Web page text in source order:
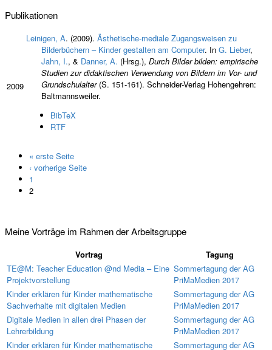
Publikationen
2009
Leinigen, A. (2009). Ästhetische-mediale Zugangsweisen zu
Bilderbüchern – Kinder gestalten am Computer. In G. Lieber,
Jahn, I., & Danner, A. (Hrsg.), Durch Bilder bilden: empirische
Studien zur didaktischen Verwendung von Bildern im Vor- und
Grundschulalter(S. 151-161). Schneider-Verlag Hohengehren:
Baltmannsweiler.
BibTeX
RTF
Seiten« erste Seite
‹ vorherige Seite
1
2
Meine Vorträge im Rahmen der Arbeitsgruppe
Vortrag
Tagung
TE@M: Teacher Education @nd Media – Eine
Projektvorstellung
Sommertagung der AG
PriMaMedien 2017
Kinder erklären für Kinder mathematische
Sachverhalte mit digitalen Medien
Sommertagung der AG
PriMaMedien 2017
Digitale Medien in allen drei Phasen der
Lehrerbildung
Sommertagung der AG
PriMaMedien 2017
Kinder erklären für Kinder mathematische
Sommertagung der AG